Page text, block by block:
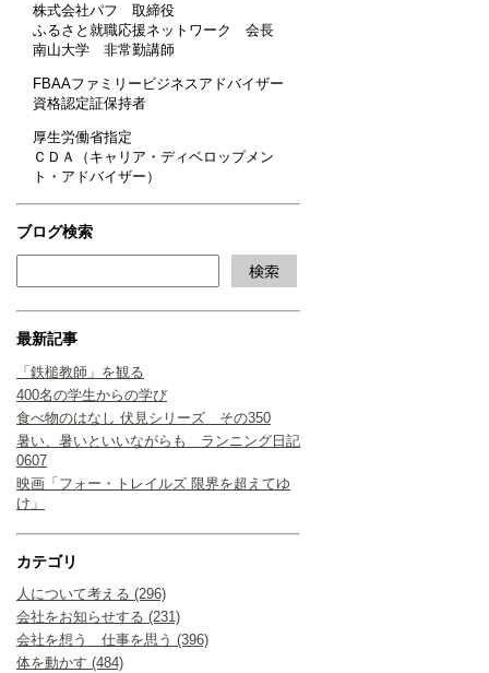
株式会社パフ 取締役
ふるさと就職応援ネットワーク 会長
南山大学 非常勤講師
FBAAファミリービジネスアドバイザー
資格認定証保持者
厚生労働省指定
ＣＤＡ（キャリア・ディベロップメン
ト・アドバイザー）
ブログ検索
最新記事
「鉄槌教師」を観る
400名の学生からの学び
食べ物のはなし 伏見シリーズ その350
暑い、暑いといいながらも ランニング日記
0607
映画「フォー・トレイルズ 限界を超えてゆ
け」
カテゴリ
人について考える (296)
会社をお知らせする (231)
会社を想う 仕事を思う (396)
体を動かす (484)